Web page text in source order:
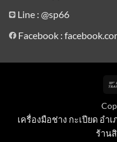
Line : @sp66
Facebook :
เครื่องมือช่าง กะเปียด อำ
ร้าน